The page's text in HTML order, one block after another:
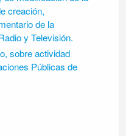
creación,
de la
y Televisión.
sobre actividad
Públicas de